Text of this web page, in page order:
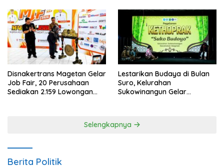
Disnakertrans Magetan Gelar
Job Fair, 20 Perusahaan
Sediakan 2.159 Lowongan
Lestarikan Budaya di Bulan
Suro, Kelurahan
Sukowinangun Gelar
Selengkapnya
Berita Politik